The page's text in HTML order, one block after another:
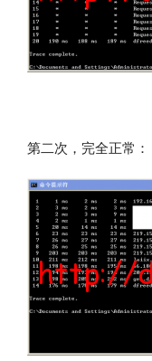
第二次，完全正常：